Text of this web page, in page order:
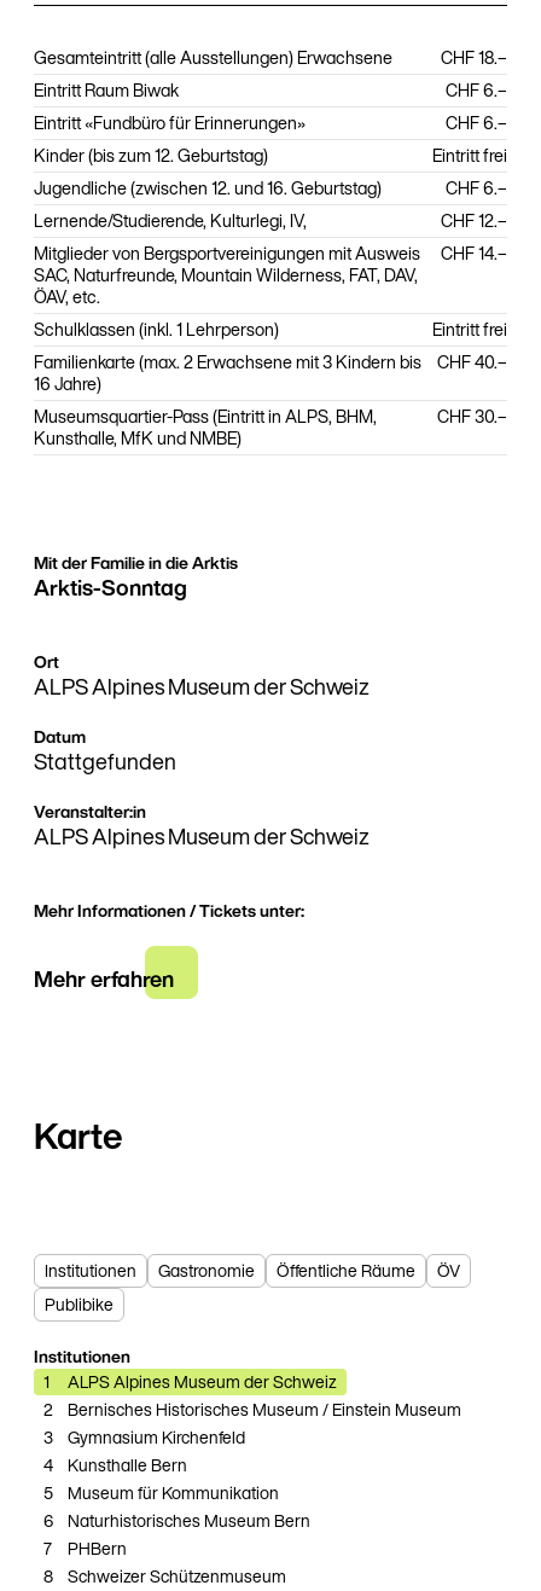
Gesamteintritt (alle Ausstellungen) Erwachsene
CHF 18.–
Eintritt Raum Biwak
CHF 6.–
Eintritt «Fundbüro für Erinnerungen»
CHF 6.–
Kinder (bis zum 12. Geburtstag)
Eintritt frei
Jugendliche (zwischen 12. und 16. Geburtstag)
CHF 6.–
Lernende/Studierende, Kulturlegi, IV,
CHF 12.–
Mitglieder von Bergsportvereinigungen mit Ausweis
SAC, Naturfreunde, Mountain Wilderness, FAT, DAV,
ÖAV, etc.
CHF 14.–
Schulklassen (inkl. 1 Lehrperson)
Eintritt frei
Familienkarte (max. 2 Erwachsene mit 3 Kindern bis
16 Jahre)
CHF 40.–
Museumsquartier-Pass (Eintritt in ALPS, BHM,
Kunsthalle, MfK und NMBE)
CHF 30.–
Mit der Familie in die Arktis
Arktis-Sonntag
Ort
ALPS Alpines Museum der Schweiz
Datum
Stattgefunden
Veranstalter:in
ALPS Alpines Museum der Schweiz
Mehr Informationen / Tickets unter:
Mehr erfahren
Karte
Institutionen Gastronomie Öffentliche Räume
ÖV
Publibike
Institutionen
1
ALPS Alpines Museum der Schweiz
2
Bernisches Historisches Museum / Einstein Museum
3 Gymnasium Kirchenfeld
4
Kunsthalle Bern
5
Museum für Kommunikation
6
Naturhistorisches Museum Bern
7
PHBern
8 Schweizer Schützenmuseum